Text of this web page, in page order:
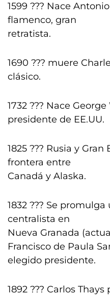
1599 ??? Nace
flamenco, gran
retratista.
1690 ??? muere
clásico.
1732 ??? Nace
presidente de EE.UU.
1825 ??? Rusia y
frontera entre
Canadá y Alaska.
1832 ??? Se
centralista en
Nueva Granada
Francisco de Paula
elegido presidente.
1892 ??? Carlos